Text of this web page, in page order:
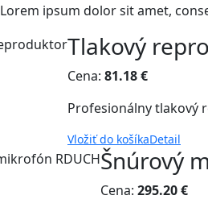
Lorem ipsum dolor sit amet,
Tlakový
Cena: 81.18 €
Profesionálny tlakový
Vložiť do košíkaDetail
Šnúrový
Cena: 295.20 €